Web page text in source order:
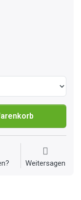
Weitersagen